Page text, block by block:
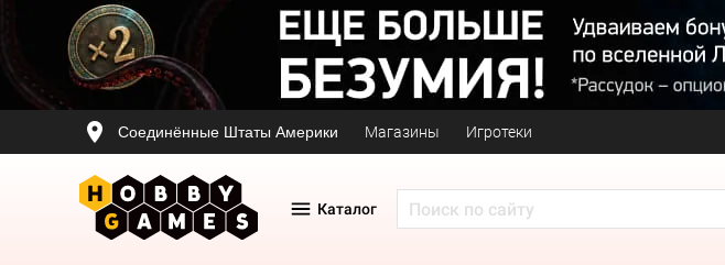
Соединённые Штаты Америки Магазины Игротеки
Каталог